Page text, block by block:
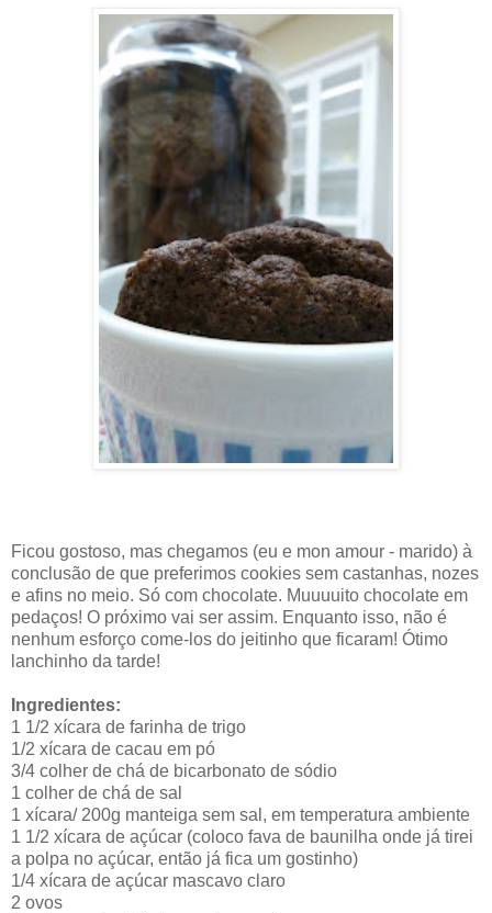
Ficou gostoso, mas chegamos (eu e mon amour - marido) à
conclusão de que preferimos cookies sem castanhas, nozes
e afins no meio. Só com chocolate. Muuuuito chocolate em
pedaços! O próximo vai ser assim. Enquanto isso, não é
nenhum esforço come-los do jeitinho que ficaram! Ótimo
lanchinho da tarde!
Ingredientes:
1 1/2 xícara de farinha de trigo
1/2 xícara de cacau em pó
3/4 colher de chá de bicarbonato de sódio
1 colher de chá de sal
1 xícara/ 200g manteiga sem sal, em temperatura ambiente
1 1/2 xícara de açúcar (coloco fava de baunilha onde já tirei
a polpa no açúcar, então já fica um gostinho)
1/4 xícara de açúcar mascavo claro
2 ovos